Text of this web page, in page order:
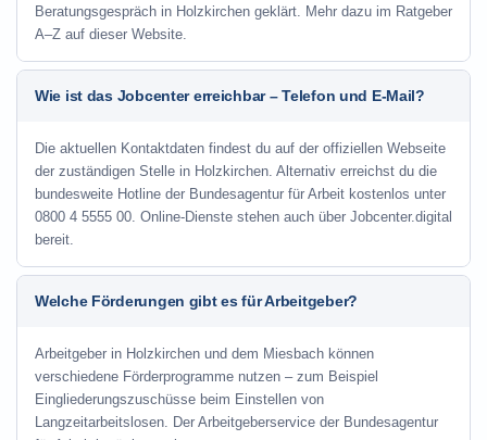
Beratungsgespräch in Holzkirchen geklärt. Mehr dazu im Ratgeber
A–Z auf dieser Website.
Wie ist das Jobcenter erreichbar – Telefon und E-Mail?
Die aktuellen Kontaktdaten findest du auf der offiziellen Webseite
der zuständigen Stelle in Holzkirchen. Alternativ erreichst du die
bundesweite Hotline der Bundesagentur für Arbeit kostenlos unter
0800 4 5555 00. Online-Dienste stehen auch über Jobcenter.digital
bereit.
Welche Förderungen gibt es für Arbeitgeber?
Arbeitgeber in Holzkirchen und dem Miesbach können
verschiedene Förderprogramme nutzen – zum Beispiel
Eingliederungszuschüsse beim Einstellen von
Langzeitarbeitslosen. Der Arbeitgeberservice der Bundesagentur